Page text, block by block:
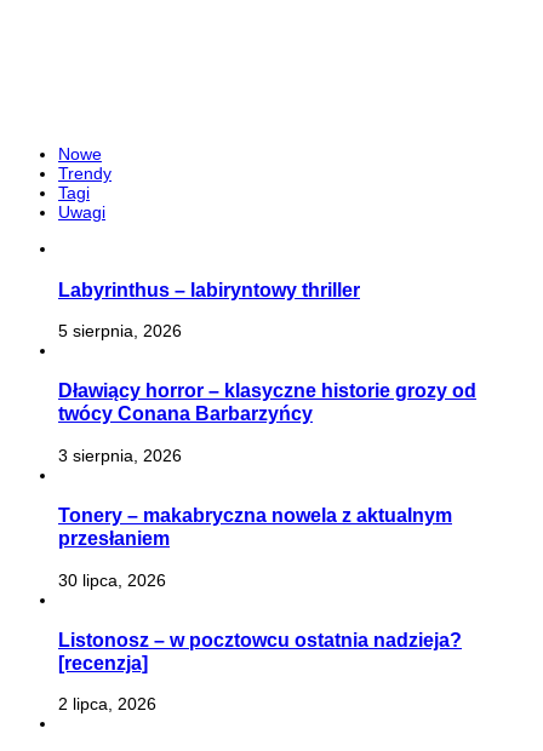
Nowe
Trendy
Tagi
Uwagi
Labyrinthus – labiryntowy thriller
5 sierpnia, 2026
Dławiący horror – klasyczne historie grozy od
twócy Conana Barbarzyńcy
3 sierpnia, 2026
Tonery – makabryczna nowela z aktualnym
przesłaniem
30 lipca, 2026
Listonosz – w pocztowcu ostatnia nadzieja?
[recenzja]
2 lipca, 2026